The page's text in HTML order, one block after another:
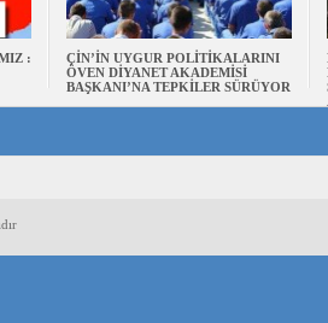
:
ÇİN’İN UYGUR POLİTİKALARINI
ÖVEN DİYANET AKADEMİSİ
BAŞKANI’NA TEPKİLER SÜRÜYOR